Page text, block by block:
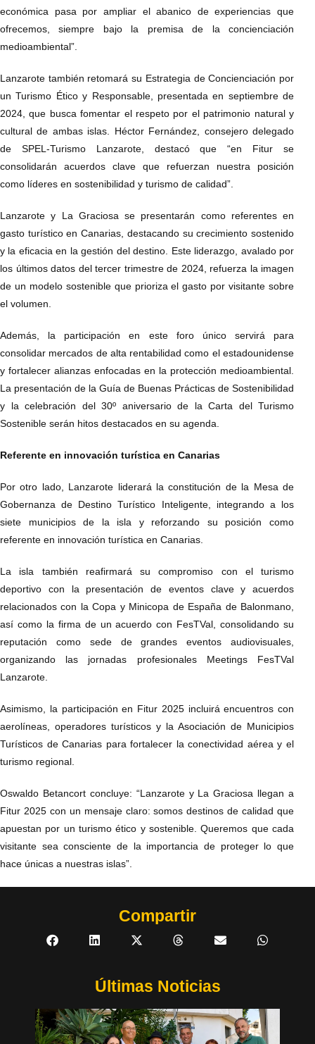
económica pasa por ampliar el abanico de experiencias que
ofrecemos, siempre bajo la premisa de la concienciación
medioambiental”.
Lanzarote también retomará su Estrategia de Concienciación por
un Turismo Ético y Responsable, presentada en septiembre de
2024, que busca fomentar el respeto por el patrimonio natural y
cultural de ambas islas. Héctor Fernández, consejero delegado
de SPEL-Turismo Lanzarote, destacó que “en Fitur se
consolidarán acuerdos clave que refuerzan nuestra posición
como líderes en sostenibilidad y turismo de calidad”.
Lanzarote y La Graciosa se presentarán como referentes en
gasto turístico en Canarias, destacando su crecimiento sostenido
y la eficacia en la gestión del destino. Este liderazgo, avalado por
los últimos datos del tercer trimestre de 2024, refuerza la imagen
de un modelo sostenible que prioriza el gasto por visitante sobre
el volumen.
Además, la participación en este foro único servirá para
consolidar mercados de alta rentabilidad como el estadounidense
y fortalecer alianzas enfocadas en la protección medioambiental.
La presentación de la Guía de Buenas Prácticas de Sostenibilidad
y la celebración del 30º aniversario de la Carta del Turismo
Sostenible serán hitos destacados en su agenda.
Referente en innovación turística en Canarias
Por otro lado, Lanzarote liderará la constitución de la Mesa de
Gobernanza de Destino Turístico Inteligente, integrando a los
siete municipios de la isla y reforzando su posición como
referente en innovación turística en Canarias.
La isla también reafirmará su compromiso con el turismo
deportivo con la presentación de eventos clave y acuerdos
relacionados con la Copa y Minicopa de España de Balonmano,
así como la firma de un acuerdo con FesTVal, consolidando su
reputación como sede de grandes eventos audiovisuales,
organizando las jornadas profesionales Meetings FesTVal
Lanzarote.
Asimismo, la participación en Fitur 2025 incluirá encuentros con
aerolíneas, operadores turísticos y la Asociación de Municipios
Turísticos de Canarias para fortalecer la conectividad aérea y el
turismo regional.
Oswaldo Betancort concluye: “Lanzarote y La Graciosa llegan a
Fitur 2025 con un mensaje claro: somos destinos de calidad que
apuestan por un turismo ético y sostenible. Queremos que cada
visitante sea consciente de la importancia de proteger lo que
hace únicas a nuestras islas”.
Compartir
Últimas Noticias